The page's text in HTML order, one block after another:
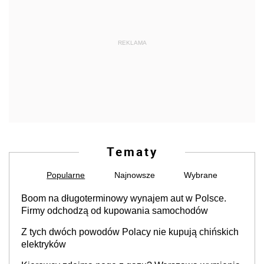
REKLAMA
Tematy
Popularne Najnowsze Wybrane
Boom na długoterminowy wynajem aut w Polsce.
Firmy odchodzą od kupowania samochodów
Z tych dwóch powodów Polacy nie kupują chińskich
elektryków